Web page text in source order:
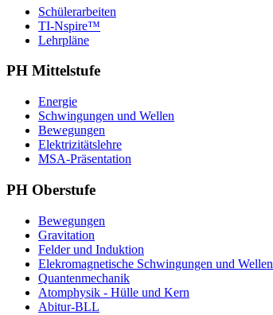
Schülerarbeiten
TI-Nspire™
Lehrpläne
PH Mittelstufe
Energie
Schwingungen und Wellen
Bewegungen
Elektrizitätslehre
MSA-Präsentation
PH Oberstufe
Bewegungen
Gravitation
Felder und Induktion
Elekromagnetische Schwingungen und Wellen
Quantenmechanik
Atomphysik - Hülle und Kern
Abitur-BLL